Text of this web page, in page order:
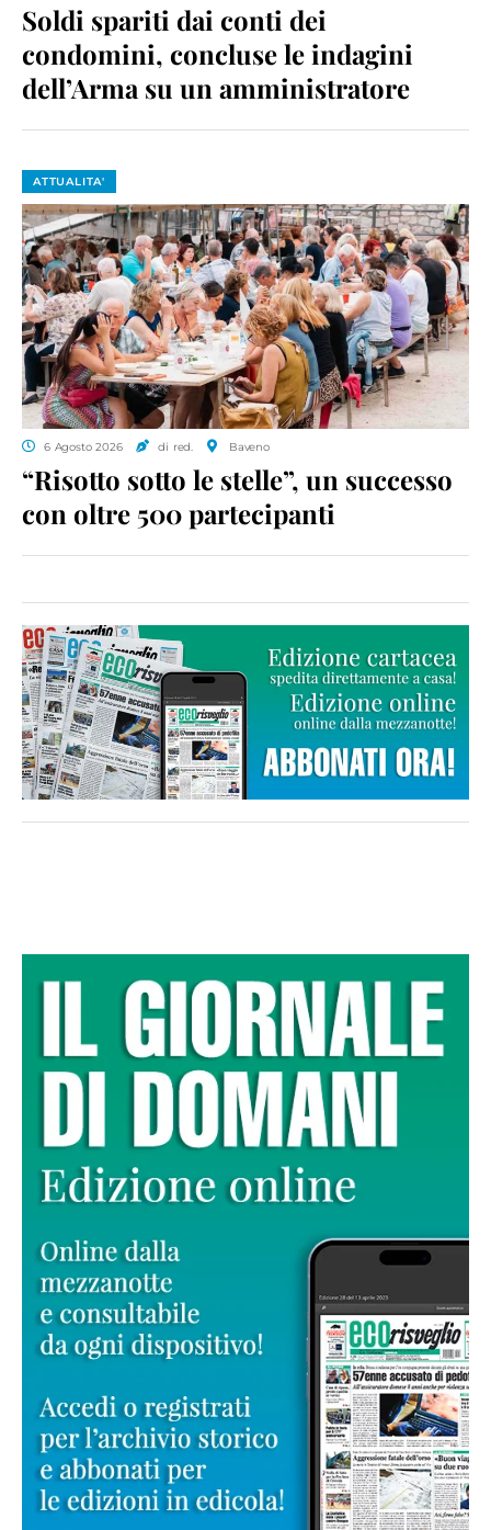
Soldi spariti dai conti dei
condomini, concluse le indagini
dell’Arma su un amministratore
ATTUALITA'
6 Agosto 2026 di red. Baveno
“Risotto sotto le stelle”, un successo
con oltre 500 partecipanti